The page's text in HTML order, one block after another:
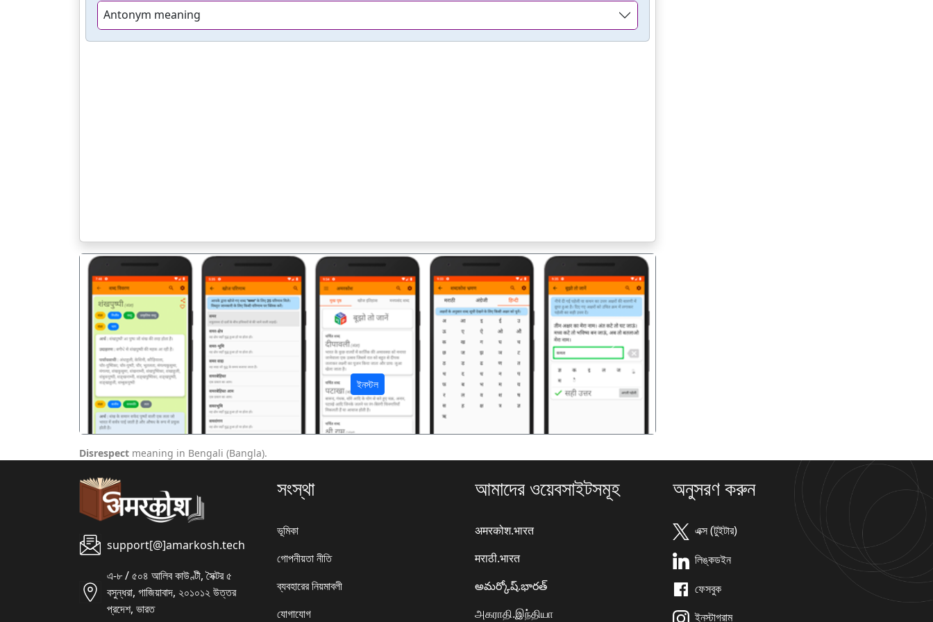
Antonym meaning
ইনস্টল
पिछला अगला
Disrespect meaning in Bengali (Bangla).
support[@]amarkosh.tech
এ-৮ / ৫০৪ আলিব কাউণ্টী, সৈক্টর ৫
বসুন্ধরা, গাজিয়াবাদ, ২০১০১২ উত্তর
প্রদেশ, ভারত
সংস্থা
ভূমিকা
গোপনীয়তা নীতি
ব্যবহারের নিয়মাবলী
যোগাযোগ
আমাদের ওয়েবসাইটসমূহ
अमरकोश.भारत
मराठी.भारत
అమర్కోష్.భారత్
அகராதி.இந்தியா
অনুসরণ করুন
এক্স (টুইটার)
লিঙ্কডইন
ফেসবুক
ইনস্টাগ্রাম